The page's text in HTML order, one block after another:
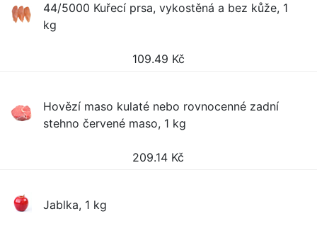
44/5000 Kuřecí prsa, vykostěná a bez kůže, 1
kg
109.49 Kč
Hovězí maso kulaté nebo rovnocenné zadní
stehno červené maso, 1 kg
209.14 Kč
Jablka, 1 kg